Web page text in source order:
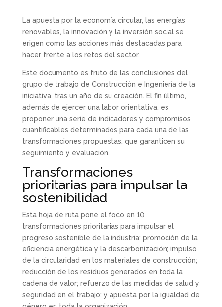
La apuesta por la economía circular, las energías
renovables, la innovación y la inversión social se
erigen como las acciones más destacadas para
hacer frente a los retos del sector.
Este documento es fruto de las conclusiones del
grupo de trabajo de Construcción e Ingeniería de la
iniciativa, tras un año de su creación. El fin último,
además de ejercer una labor orientativa, es
proponer una serie de indicadores y compromisos
cuantificables determinados para cada una de las
transformaciones propuestas, que garanticen su
seguimiento y evaluación.
Transformaciones
prioritarias para impulsar la
sostenibilidad
Esta hoja de ruta pone el foco en 10
transformaciones prioritarias para impulsar el
progreso sostenible de la industria: promoción de la
eficiencia energética y la descarbonización; impulso
de la circularidad en los materiales de construcción;
reducción de los residuos generados en toda la
cadena de valor; refuerzo de las medidas de salud y
seguridad en el trabajo; y apuesta por la igualdad de